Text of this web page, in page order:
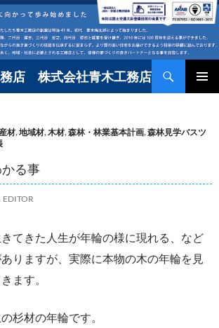
店 株式会社青木工務店
材,地域材,木材,森林・林業基本計画,森林見学バスツ
る事
EDITOR
てきた人生が年輪の様に現れる、など
りますが、実際に本物の木の年輪を見
ます。
杉材の年輪です。